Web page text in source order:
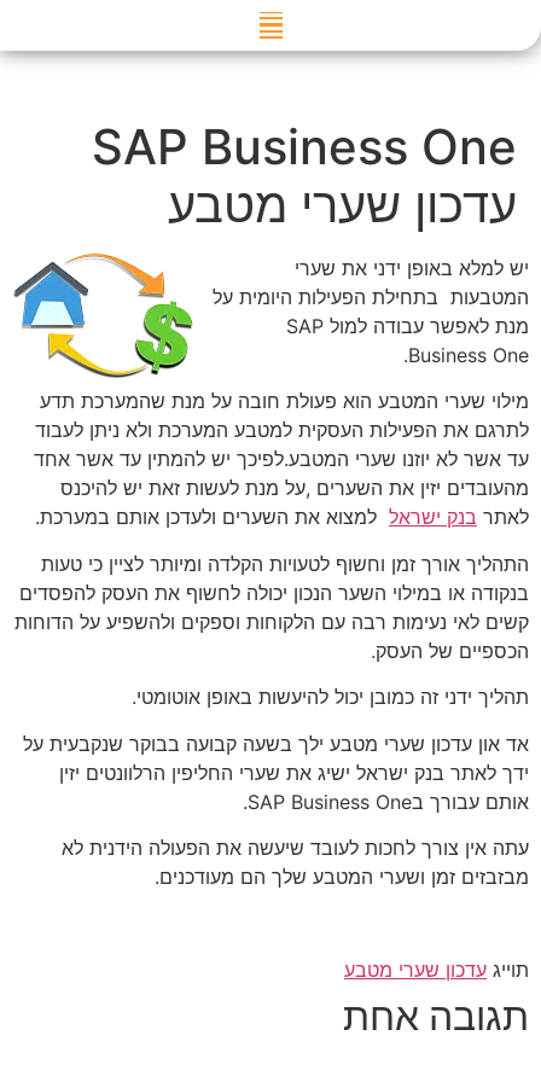
SAP Business One
עדכון שערי מטבע
יש למלא באופן ידני את שערי
המטבעות בתחילת הפעילות היומית על
מנת לאפשר עבודה למול SAP
Business One.
מילוי שערי המטבע הוא פעולת חובה על מנת שהמערכת תדע
לתרגם את הפעילות העסקית למטבע המערכת ולא ניתן לעבוד
עד אשר לא יוזנו שערי המטבע.לפיכך יש להמתין עד אשר אחד
מהעובדים יזין את השערים ,על מנת לעשות זאת יש להיכנס
לאתר בנק ישראל למצוא את השערים ולעדכן אותם במערכת.
התהליך אורך זמן וחשוף לטעויות הקלדה ומיותר לציין כי טעות
בנקודה או במילוי השער הנכון יכולה לחשוף את העסק להפסדים
קשים לאי נעימות רבה עם הלקוחות וספקים ולהשפיע על הדוחות
הכספיים של העסק.
תהליך ידני זה כמובן יכול להיעשות באופן אוטומטי.
אד און עדכון שערי מטבע ילך בשעה קבועה בבוקר שנקבעית על
ידך לאתר בנק ישראל ישיג את שערי החליפין הרלוונטים יזין
אותם עבורך בSAP Business One.
עתה אין צורך לחכות לעובד שיעשה את הפעולה הידנית לא
מבזבזים זמן ושערי המטבע שלך הם מעודכנים.
תוייג עדכון שערי מטבע
תגובה אחת